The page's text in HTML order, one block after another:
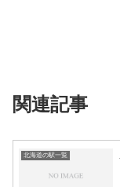
関連記事
北海道の駅一覧